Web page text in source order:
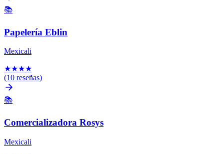
📚
Papelería Eblin
Mexicali
★★★★
(10 reseñas)
📚
Comercializadora Rosys
Mexicali